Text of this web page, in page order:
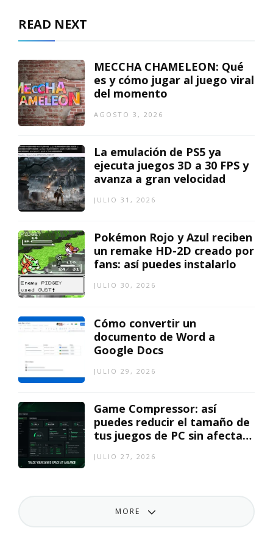
READ NEXT
MECCHA CHAMELEON: Qué
es y cómo jugar al juego viral
del momento
AGOSTO 3, 2026
La emulación de PS5 ya
ejecuta juegos 3D a 30 FPS y
avanza a gran velocidad
JULIO 31, 2026
Pokémon Rojo y Azul reciben
un remake HD-2D creado por
fans: así puedes instalarlo
JULIO 30, 2026
Cómo convertir un
documento de Word a
Google Docs
JULIO 29, 2026
Game Compressor: así
puedes reducir el tamaño de
tus juegos de PC sin afectar
JULIO 27, 2026
MORE